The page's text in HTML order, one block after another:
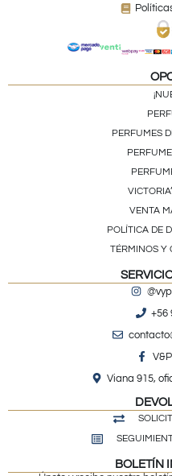
PERFUMES
VENTA
POLÍTICA DE
TÉRMINOS Y
+56
Viana 915,
BOLETÍN